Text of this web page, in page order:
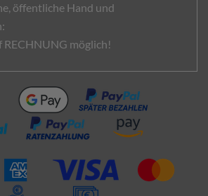
öffentliche Hand und
RECHNUNG möglich!